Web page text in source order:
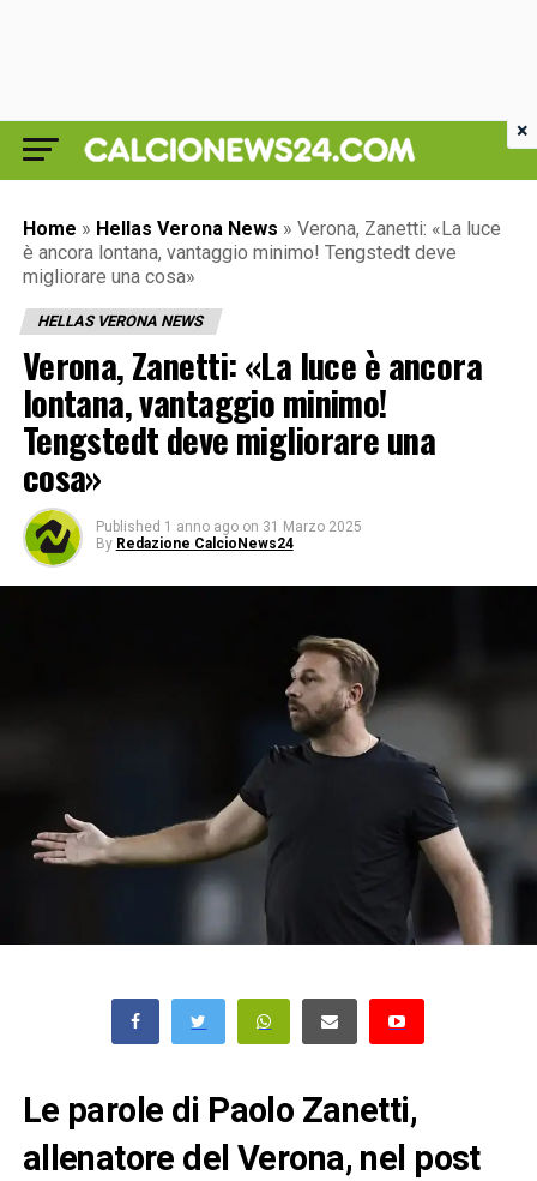
Home » Hellas Verona News » Verona, Zanetti: «La luce
è ancora lontana, vantaggio minimo! Tengstedt deve
migliorare una cosa»
HELLAS VERONA NEWS
Verona, Zanetti: «La luce è ancora
lontana, vantaggio minimo!
Tengstedt deve migliorare una
cosa»
Published 1 anno ago on 31 Marzo 2025
By Redazione CalcioNews24
Le parole di Paolo Zanetti,
allenatore del Verona, nel post
×